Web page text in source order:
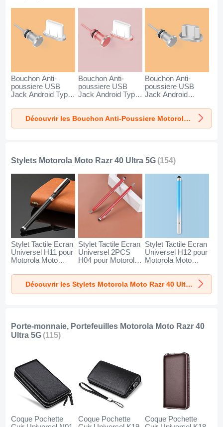
Bouchon Anti-
poussiere USB
Jack Android Type-
Motorola Moto
Razr 40 Ultra 5G
Argent
Bouchon Anti-
poussiere USB
Jack Android Type-
Motorola Moto
Razr 40 Ultra 5G
Or Rose
Bouchon Anti-
poussiere USB
Jack Android
Motorola Moto
Razr 40 Ultra 5G
Argent
Découvrir les Bouchon Anti-Poussiere Motorola Moto Razr 40 Ultra 5G
Stylets Motorola Moto Razr 40 Ultra 5G (154)
Stylet Tactile Ecran
Universel H11 pour
Motorola Moto
Noir
Stylet Tactile Ecran
Universel 2PCS
H04 pour Motorola
5G Rouge
Stylet Tactile Ecran
Universel H12 pour
Motorola Moto
Bleu
Découvrir les Stylets Motorola Moto Razr 40 Ultra 5G
Porte-monnaie, Portefeuilles Motorola Moto Razr 40
Ultra 5G (115)
Coque Pochette
Coque Pochette
Coque Pochette